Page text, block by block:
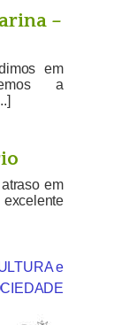
–
em
a
em
excelente
e